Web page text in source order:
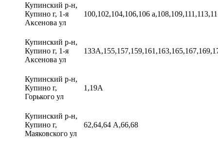
Купинский р-н,
Купино г, 1-я
Аксенова ул
100,102,104,106,106
Купинский р-н,
Купино г, 1-я
Аксенова ул
Купинский р-н,
Купино г,
Горького ул
1,19А
Купинский р-н,
Купино г,
Маяковского ул
62,64,64 А,66,68